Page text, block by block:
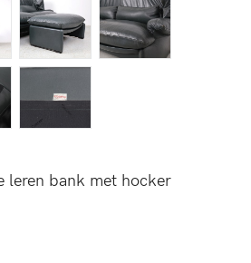
leren bank met hocker